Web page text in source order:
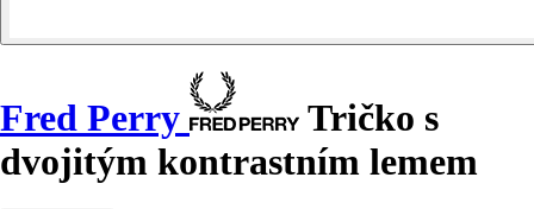
Fred Perry
Tričko s
dvojitým kontrastním lemem